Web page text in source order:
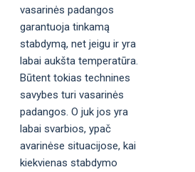
vasarinės padangos
garantuoja tinkamą
stabdymą, net jeigu ir yra
labai aukšta temperatūra.
Būtent tokias technines
savybes turi vasarinės
padangos. O juk jos yra
labai svarbios, ypač
avarinėse situacijose, kai
kiekvienas stabdymo